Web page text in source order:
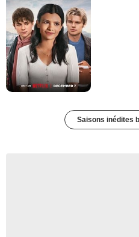
Saisons inédites